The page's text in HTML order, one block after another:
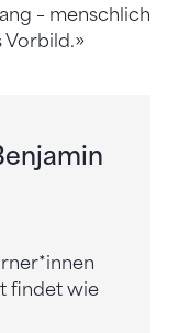
– menschlich
Vorbild.»
findet wie